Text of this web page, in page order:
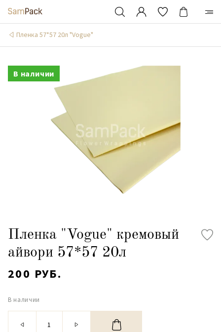
Пленка 57*57 20л "Vogue"
В наличии
Пленка "Vogue" кремовый
айвори 57*57 20л
200 РУБ.
В наличии